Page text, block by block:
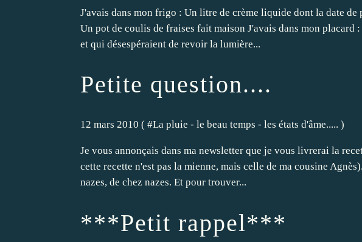
J'avais dans mon frigo : Un litre de crème liquide dont la date de
Un pot de coulis de fraises fait maison J'avais dans mon placard
et qui désespéraient de revoir la lumière...
Petite question....
12 mars 2010 ( #La pluie - le beau temps - les états d'âme..... )
Je vous annonçais dans ma newsletter que je vous livrerai la
cette recette n'est pas la mienne, mais celle de ma cousine
nazes, de chez nazes. Et pour trouver...
***Petit rappel***